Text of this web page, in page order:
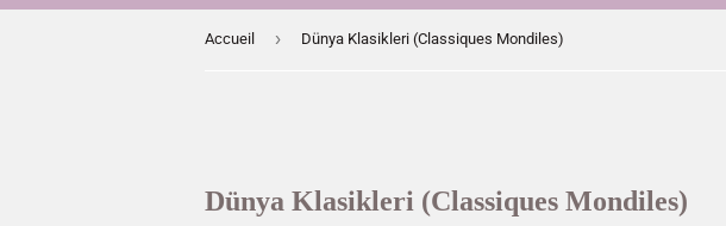
Accueil › Dünya Klasikleri (Classiques Mondiles)
Dünya Klasikleri (Classiques Mondiles)